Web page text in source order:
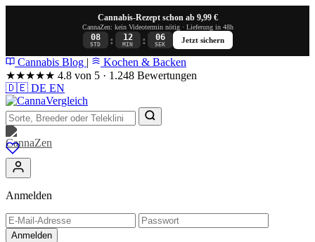
Cannabis-Rezept schon ab 9,99 €
CannaZen: kein Videotermin nötig · Lieferung in 48h
08
STD : 12
MIN : 06
SEK
Jetzt sichern
Cannabis Blog |
Kochen & Backen
★★★★★ 4.8 von 5 · 1.248 Bewertungen
🇩🇪 DE EN
Anmelden
Anmelden